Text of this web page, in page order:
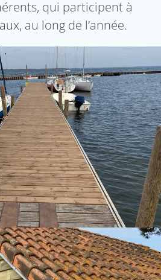
qui participent à
au long de l’année.